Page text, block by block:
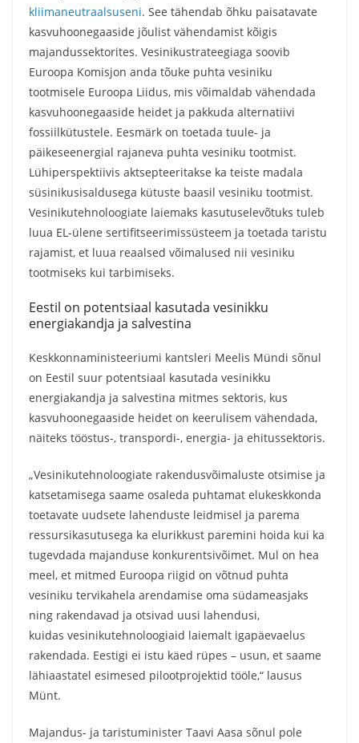
kliimaneutraalsuseni. See tähendab õhku paisatavate
kasvuhoonegaaside jõulist vähendamist kõigis
majandussektorites. Vesinikustrateegiaga soovib
Euroopa Komisjon anda tõuke puhta vesiniku
tootmisele Euroopa Liidus, mis võimaldab vähendada
kasvuhoonegaaside heidet ja pakkuda alternatiivi
fossiilkütustele. Eesmärk on toetada tuule- ja
päikeseenergial rajaneva puhta vesiniku tootmist.
Lühiperspektiivis aktsepteeritakse ka teiste madala
süsinikusisaldusega kütuste baasil vesiniku tootmist.
Vesinikutehnoloogiate laiemaks kasutuselevõtuks tuleb
luua EL-ülene sertifitseerimissüsteem ja toetada taristu
rajamist, et luua reaalsed võimalused nii vesiniku
tootmiseks kui tarbimiseks.
Eestil on potentsiaal kasutada vesinikku
energiakandja ja salvestina
Keskkonnaministeeriumi kantsleri Meelis Mündi sõnul
on Eestil suur potentsiaal kasutada vesinikku
energiakandja ja salvestina mitmes sektoris, kus
kasvuhoonegaaside heidet on keerulisem vähendada,
näiteks tööstus-, transpordi-, energia- ja ehitussektoris.
„Vesinikutehnoloogiate rakendusvõimaluste otsimise ja
katsetamisega saame osaleda puhtamat elukeskkonda
toetavate uudsete lahenduste leidmisel ja parema
ressursikasutusega ka elurikkust paremini hoida kui ka
tugevdada majanduse konkurentsivõimet. Mul on hea
meel, et mitmed Euroopa riigid on võtnud puhta
vesiniku tervikahela arendamise oma südameasjaks
ning rakendavad ja otsivad uusi lahendusi,
kuidas vesinikutehnoloogiaid laiemalt igapäevaelus
rakendada. Eestigi ei istu käed rüpes – usun, et saame
lähiaastatel esimesed pilootprojektid tööle,“ lausus
Münt.
Majandus- ja taristuminister Taavi Aasa sõnul pole